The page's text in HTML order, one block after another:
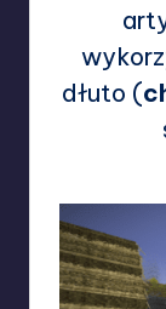
dłuto (